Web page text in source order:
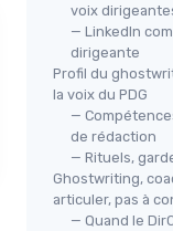
voix
— LinkedIn
dirigeante
Profil du
la voix du PDG
—
de rédaction
— Rituels,
Ghostwriting,
articuler, pas à
— Quand le